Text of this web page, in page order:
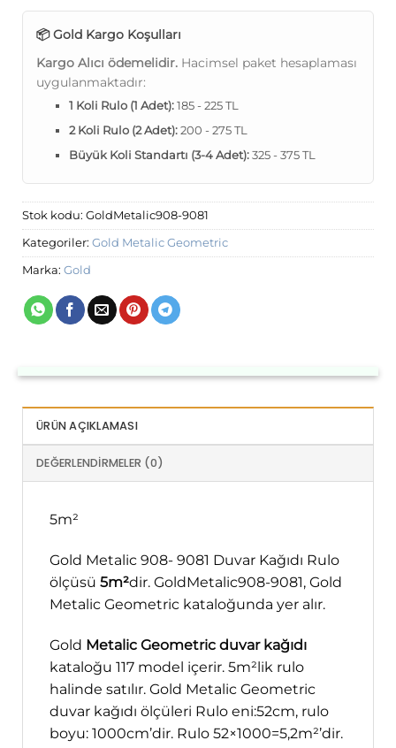
📦 Gold Kargo Koşulları
Kargo Alıcı ödemelidir. Hacimsel paket hesaplaması
uygulanmaktadır:
1 Koli Rulo (1 Adet):185 - 225 TL
2 Koli Rulo (2 Adet):200 - 275 TL
Büyük Koli Standartı (3-4 Adet):325 - 375 TL
Stok kodu: GoldMetalic908-9081
Kategoriler: Gold Metalic Geometric
Marka: Gold
ÜRÜN AÇIKLAMASI
DEĞERLENDIRMELER (0)
5m²
Gold Metalic 908- 9081 Duvar Kağıdı Rulo
ölçüsü 5m²dir. GoldMetalic908-9081, Gold
Metalic Geometric kataloğunda yer alır.
Gold Metalic Geometric duvar kağıdı
kataloğu 117 model içerir. 5m²lik rulo
halinde satılır. Gold Metalic Geometric
duvar kağıdı ölçüleri Rulo eni:52cm, rulo
boyu: 1000cm’dir. Rulo 52×1000=5,2m²’dir.